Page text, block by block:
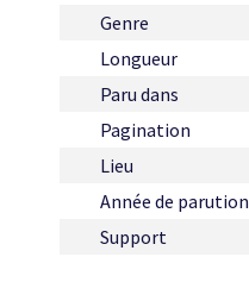
Genre
Longueur
Paru dans
Pagination
Lieu
Année de parution
Support